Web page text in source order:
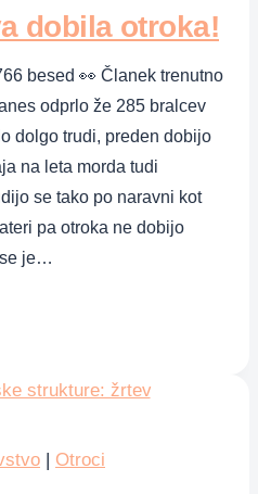
dobila otroka!
besed 👀 Članek trenutno
odprlo že 285 bralcev
dolgo trudi, preden dobijo
na leta morda tudi
se tako po naravni kot
pa otroka ne dobijo
se je…
| Otroci